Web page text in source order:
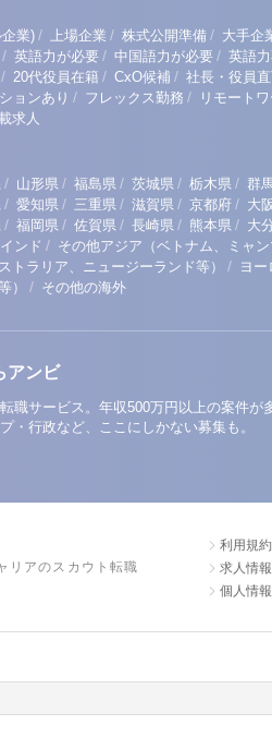
業) / 上場企業 / 株式公開準備 / 大手企
/ 英語力が必要 / 中国語力が必要 / 英語
/ 20代役員在籍 / CxO候補 / 社長・役員
ョンあり / フレックス勤務 / リモート
求人
/ 山形県 / 福島県 / 茨城県 / 栃木県 / 群
/ 愛知県 / 三重県 / 滋賀県 / 京都府 / 大
/ 福岡県 / 佐賀県 / 長崎県 / 熊本県 / 大
インド / その他アジア（ベトナム、ミャン
トラリア、ニュージーランド等） / ヨー
）
/ その他の海外
アンビ
職サービス。年収500万円以上の案件
・行政など、ここにしかない募集も。
リアのスカウト転職
利用規約
求人情
個人情